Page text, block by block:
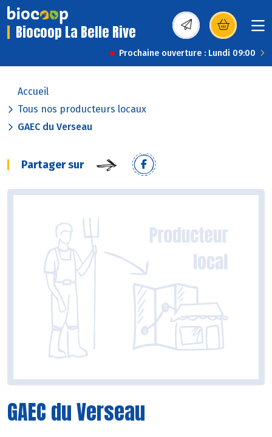
Biocoop La Belle Rive (s’ouvre dans une
Prochaine ouverture : Lundi 09:00
Accueil
Tous nos producteurs locaux
GAEC du Verseau
Partager sur
GAEC du Verseau